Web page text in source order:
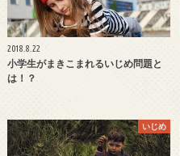
2018.8.22
小学生がまきこまれるいじめ問題と
は！？
いじめ